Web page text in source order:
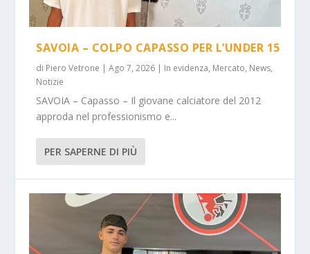
SAVOIA – COLPO CAPASSO PER L’UNDER 15
di Piero Vetrone |Ago 7, 2026 | In evidenza, Mercato, News,
Notizie
SAVOIA – Capasso – Il giovane calciatore del 2012
approda nel professionismo e...
PER SAPERNE DI PIÙ